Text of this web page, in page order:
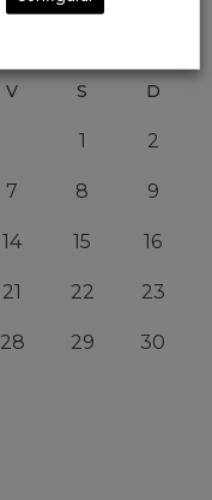
V S D
1 2
7 8 9
14 15 16
21 22 23
28 29 30